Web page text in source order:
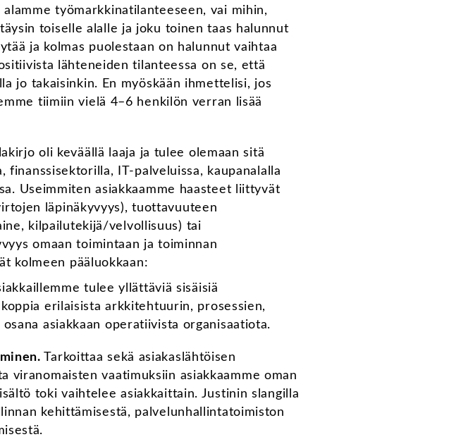
työmarkkinatilanteeseen, vai mihin,
toiselle alalle ja joku toinen taas halunnut
ja kolmas puolestaan on halunnut vaihtaa
lähteneiden tilanteessa on se, että
jo takaisinkin. En myöskään ihmettelisi, jos
tiimiin vielä 4–6 henkilön verran lisää
oli keväällä laaja ja tulee olemaan sitä
finanssisektorilla, IT-palveluissa, kaupanalalla
Useimmiten asiakkaamme haasteet liittyvät
läpinäkyvyys), tuottavuuteen
kilpailutekijä/velvollisuus) tai
omaan toimintaan ja toiminnan
kolmeen pääluokkaan:
tulee yllättäviä sisäisiä
erilaisista arkkitehtuurin, prosessien,
asiakkaan operatiivista organisaatiota.
Tarkoittaa sekä asiakaslähtöisen
viranomaisten vaatimuksiin asiakkaamme oman
toki vaihtelee asiakkaittain. Justinin slangilla
kehittämisestä, palvelunhallintatoimiston